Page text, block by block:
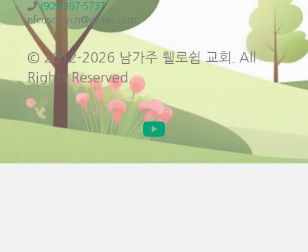
(909)397-5737
nfcuschurch@gmail.com
© 2012-2026 남가주 휄로쉽 교회. All
Rights Reserved.